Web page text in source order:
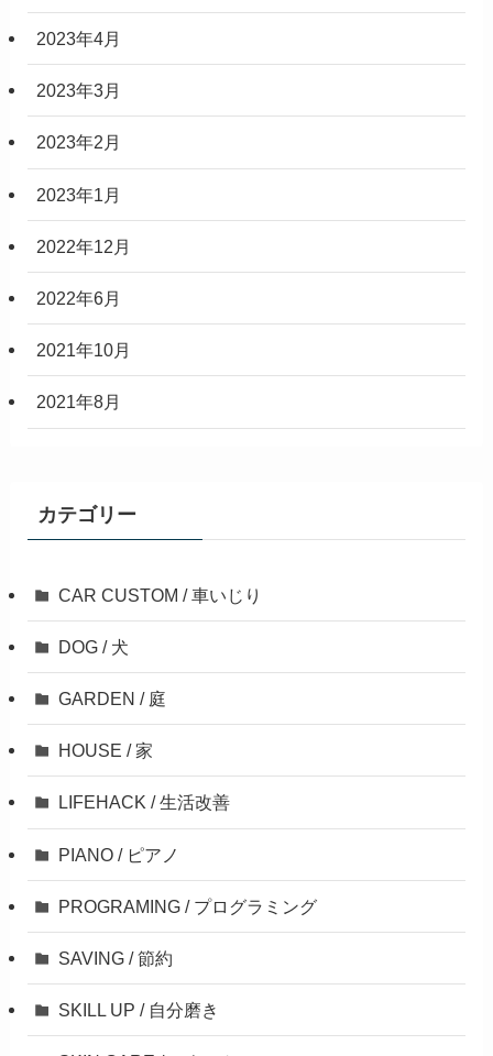
2023年4月
2023年3月
2023年2月
2023年1月
2022年12月
2022年6月
2021年10月
2021年8月
カテゴリー
CAR CUSTOM / 車いじり
DOG / 犬
GARDEN / 庭
HOUSE / 家
LIFEHACK / 生活改善
PIANO / ピアノ
PROGRAMING / プログラミング
SAVING / 節約
SKILL UP / 自分磨き